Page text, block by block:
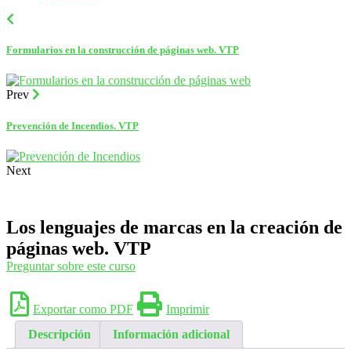
Formularios en la construcción de páginas web. VTP
Prev
Prevención de Incendios. VTP
Next
Los lenguajes de marcas en la creación de
páginas web. VTP
Preguntar sobre este curso
Exportar como PDF
Imprimir
Descripción
Información adicional